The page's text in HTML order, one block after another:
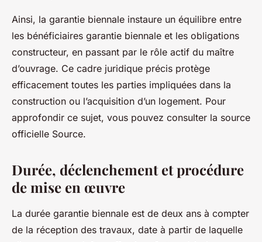
Ainsi, la garantie biennale instaure un équilibre entre
les bénéficiaires garantie biennale et les obligations
constructeur, en passant par le rôle actif du maître
d’ouvrage. Ce cadre juridique précis protège
efficacement toutes les parties impliquées dans la
construction ou l’acquisition d’un logement. Pour
approfondir ce sujet, vous pouvez consulter la source
officielle Source.
Durée, déclenchement et procédure
de mise en œuvre
La durée garantie biennale est de deux ans à compter
de la réception des travaux, date à partir de laquelle